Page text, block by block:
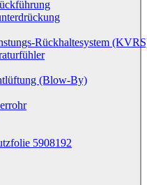
Rückhaltesystem
(Blow-By)
5908192